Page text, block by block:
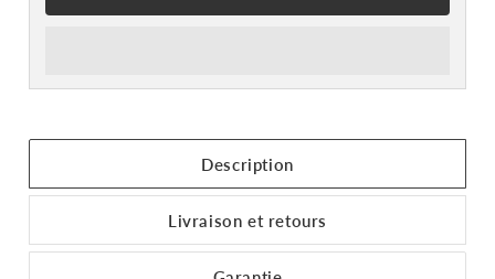
Description
Livraison et retours